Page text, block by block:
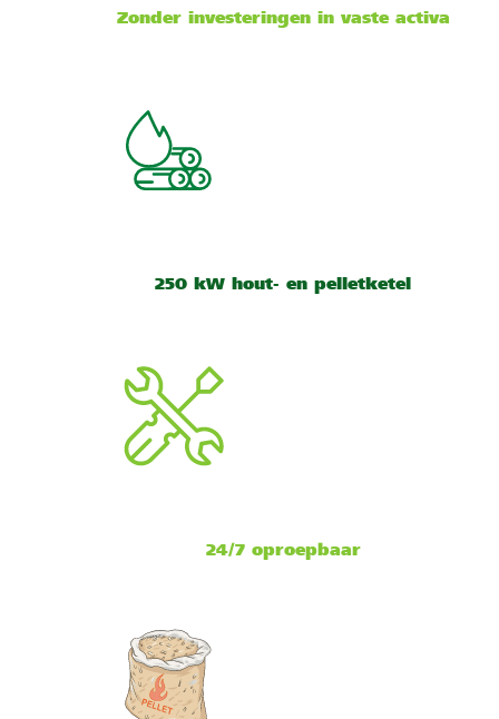
Zonder investeringen in vaste activa
250 kW hout- en pelletketel
24/7 oproepbaar